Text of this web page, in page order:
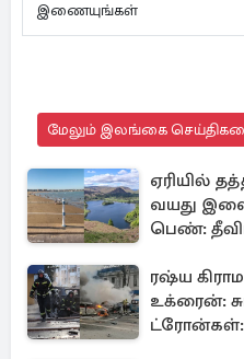
இணையுங்கள்
மேலும் இலங்கை
ஏரியில்
வயது
பெண்:
ரஷ்ய
உக்ரைன்:
ட்ரோன்கள்: